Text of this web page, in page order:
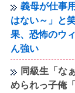
義母が仕事
はない～」と
果、恐怖のウ
ん強い
同級生「な
められっ子俺